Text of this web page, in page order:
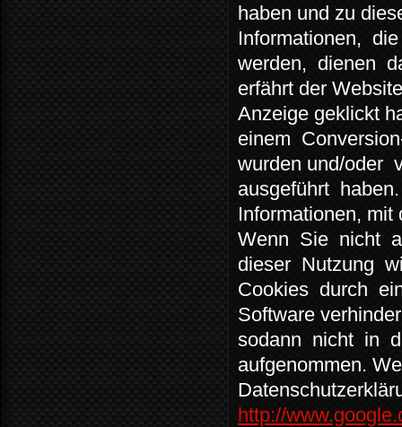
haben und zu
Informationen, die
werden, dienen
erfährt der
Anzeige geklickt
einem
wurden und/oder
ausgeführt
Informationen,
Wenn Sie nicht
dieser Nutzung
Cookies durch
Software
sodann nicht in
aufgenommen.
http://